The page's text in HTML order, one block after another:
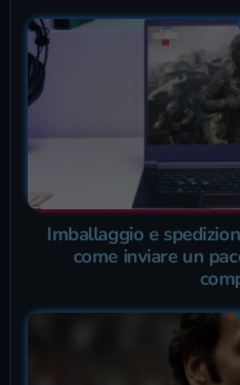
Imballaggio e
come inviare un